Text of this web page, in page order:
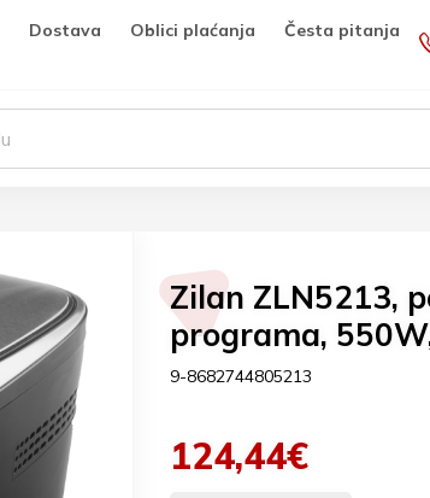
Dostava Oblici plaćanja
Česta pitanja
Zilan ZLN5213,
programa,
9-8682744805213
124,44€